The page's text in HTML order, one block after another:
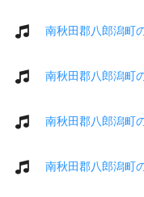
南秋田郡八郎潟町
南秋田郡八郎潟町
南秋田郡八郎潟町
南秋田郡八郎潟町